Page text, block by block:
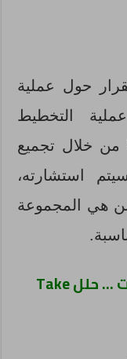
حول عملية
التخطيط
من خلال تجميع
استشارته،
هي المجموعة
ب- استفد من مخزون المعلومات … حلل Take